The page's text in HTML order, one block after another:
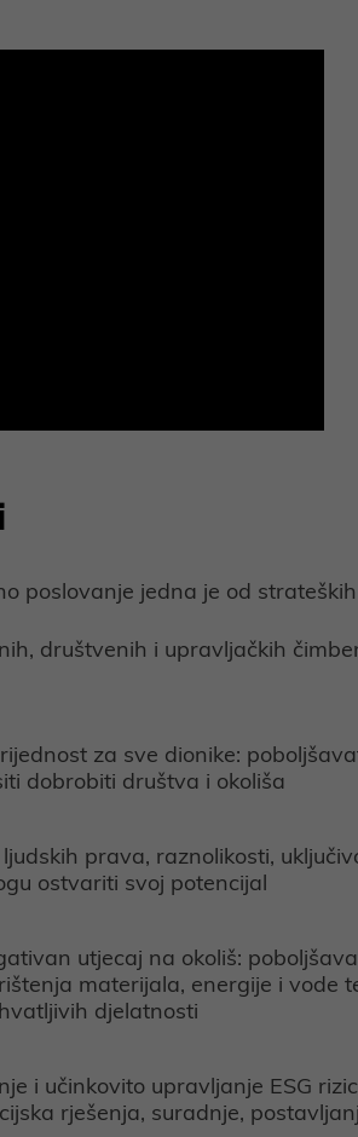
poslovanje jedna je od
društvenih i upravljačkih
za sve dionike:
dobrobiti društva i okoliša
prava, raznolikosti,
ostvariti svoj potencijal
utjecaj na okoliš:
materijala, energije i vode
djelatnosti
i učinkovito upravljanje ESG
rješenja, suradnje,